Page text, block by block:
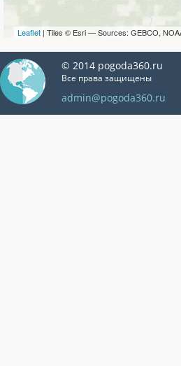
Leaflet | Tiles © Esri — Sources: GEBCO,
© 2014 pogoda360.ru
Все права защищены
admin@pogoda360.ru